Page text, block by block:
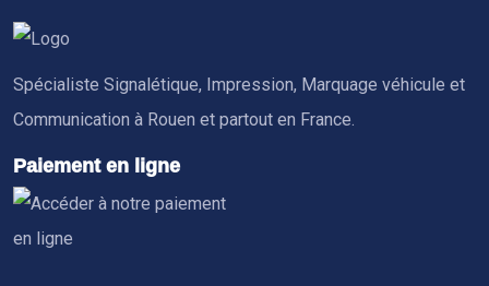
Spécialiste Signalétique, Impression, Marquage véhicule et
Communication à Rouen et partout en France.
Paiement en ligne